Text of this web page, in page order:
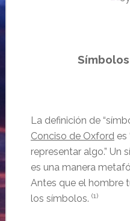
Símbolos
La definición de “
Conciso de Oxfordes
representar algo.” Un
es una manera
Antes que el hombre
los símbolos. (1)